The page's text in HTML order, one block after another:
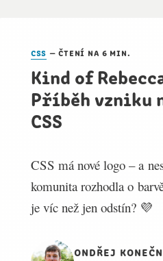
css — čtení na 6 min.
Kind of
Příběh vzniku
CSS
CSS má nové logo – a
komunita rozhodla o
je víc než jen odstín? 💜
ondřej